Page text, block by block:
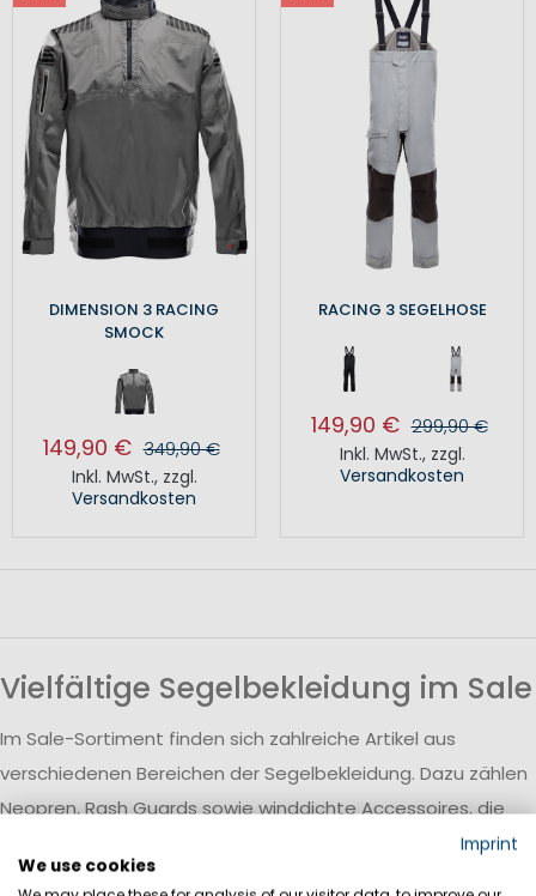
DIMENSION 3 RACING
SMOCK
149,90 € 349,90 €
Inkl. MwSt., zzgl.
Versandkosten
RACING 3 SEGELHOSE
149,90 € 299,90 €
Inkl. MwSt., zzgl.
Versandkosten
Vielfältige Segelbekleidung im Sale
Im Sale-Sortiment finden sich zahlreiche Artikel aus
verschiedenen Bereichen der Segelbekleidung. Dazu zählen
Neopren, Rash Guards sowie winddichte Accessoires, die
eingesetzt werden können. Die Auswahl ermöglicht es,
Imprint
We use cookies